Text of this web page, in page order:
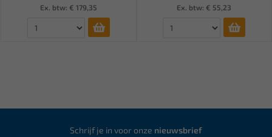
Ex. btw: € 179,35
Ex. btw: € 55,23
Schrijf je in voor onze nieuwsbrief